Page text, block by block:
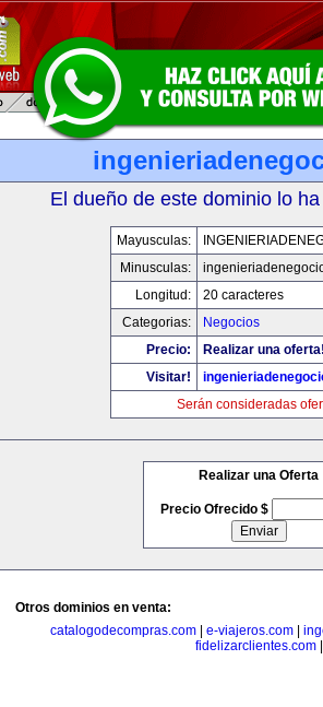
El dueño de este dominio lo
Mayusculas:
Minusculas:
Longitud:
20 caracteres
Categorias:
Negocios
Precio:
Realizar una
Visitar!
Serán consideradas
Realizar una Oferta
Precio Ofrecido $
Otros dominios en venta:
catalogodecompras.com| e-viajeros.com|
fidelizarclientes.com|